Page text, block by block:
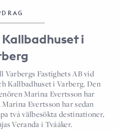
Kallbadhuset i
Fastighets AB vid
Kallbadhuset i Varberg. Den
Marina Evertsson har
Evertsson har sedan
två välbesökta destinationer,
Veranda i Tvååker.